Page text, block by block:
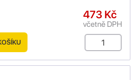
473 Kč
včetně DPH